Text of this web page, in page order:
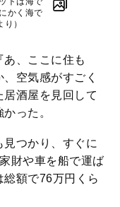
かく海で
）
あ、ここに住も
空気感がすごく
酒屋を見回して
った。
つかり、すぐに
財や車を船で運ば
額で76万円くら